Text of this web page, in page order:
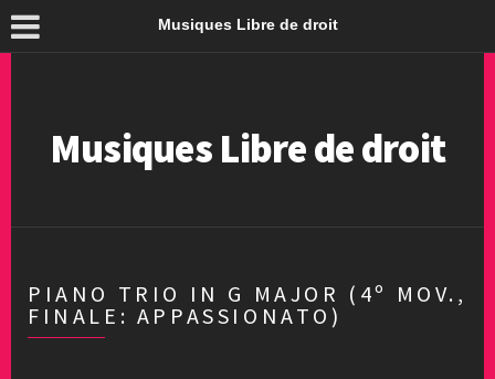
Musiques Libre de droit
Musiques Libre de droit
PIANO TRIO IN G MAJOR (4º MOV.,
FINALE: APPASSIONATO)